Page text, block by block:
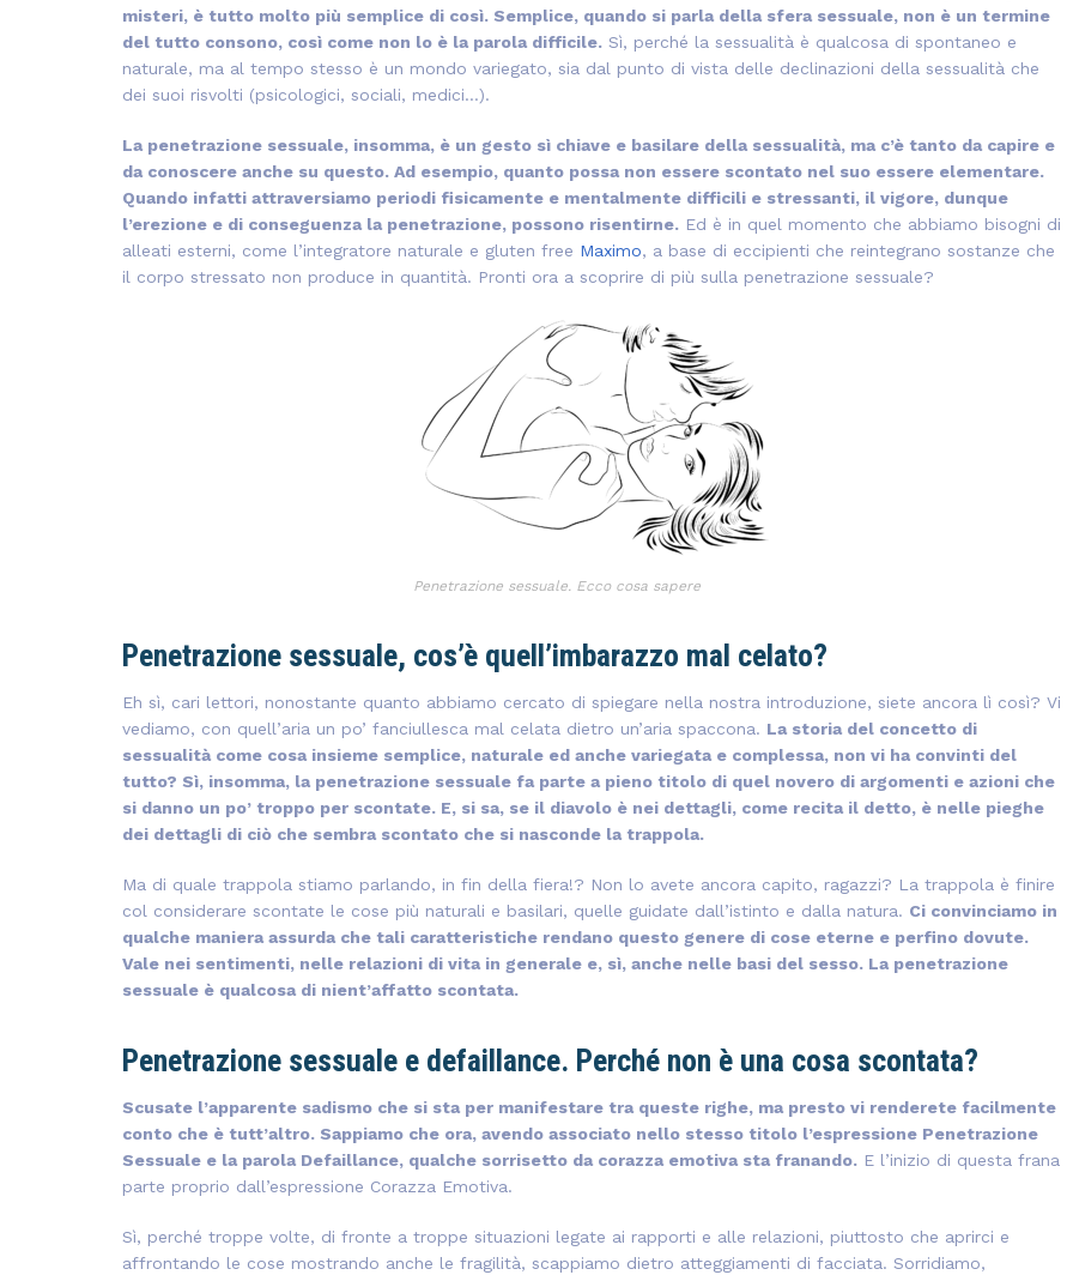
misteri, è tutto molto più semplice di così. Semplice, quando si parla della sfera sessuale, non è un termine
del tutto consono, così come non lo è la parola difficile. Sì, perché la sessualità è qualcosa di spontaneo e
naturale, ma al tempo stesso è un mondo variegato, sia dal punto di vista delle declinazioni della sessualità che
dei suoi risvolti (psicologici, sociali, medici…).
La penetrazione sessuale, insomma, è un gesto sì chiave e basilare della sessualità, ma c’è tanto da capire e
da conoscere anche su questo. Ad esempio, quanto possa non essere scontato nel suo essere elementare.
Quando infatti attraversiamo periodi fisicamente e mentalmente difficili e stressanti, il vigore, dunque
l’erezione e di conseguenza la penetrazione, possono risentirne. Ed è in quel momento che abbiamo bisogni di
alleati esterni, come l’integratore naturale e gluten free Maximo, a base di eccipienti che reintegrano sostanze che
il corpo stressato non produce in quantità. Pronti ora a scoprire di più sulla penetrazione sessuale?
Penetrazione sessuale. Ecco cosa sapere
Penetrazione sessuale, cos’è quell’imbarazzo mal celato?
Eh sì, cari lettori, nonostante quanto abbiamo cercato di spiegare nella nostra introduzione, siete ancora lì così? Vi
vediamo, con quell’aria un po’ fanciullesca mal celata dietro un’aria spaccona. La storia del concetto di
sessualità come cosa insieme semplice, naturale ed anche variegata e complessa, non vi ha convinti del
tutto? Sì, insomma, la penetrazione sessuale fa parte a pieno titolo di quel novero di argomenti e azioni che
si danno un po’ troppo per scontate. E, si sa, se il diavolo è nei dettagli, come recita il detto, è nelle pieghe
dei dettagli di ciò che sembra scontato che si nasconde la trappola.
Ma di quale trappola stiamo parlando, in fin della fiera!? Non lo avete ancora capito, ragazzi? La trappola è finire
col considerare scontate le cose più naturali e basilari, quelle guidate dall’istinto e dalla natura. Ci convinciamo in
qualche maniera assurda che tali caratteristiche rendano questo genere di cose eterne e perfino dovute.
Vale nei sentimenti, nelle relazioni di vita in generale e, sì, anche nelle basi del sesso. La penetrazione
sessuale è qualcosa di nient’affatto scontata.
Penetrazione sessuale e defaillance. Perché non è una cosa scontata?
Scusate l’apparente sadismo che si sta per manifestare tra queste righe, ma presto vi renderete facilmente
conto che è tutt’altro. Sappiamo che ora, avendo associato nello stesso titolo l’espressione Penetrazione
Sessuale e la parola Defaillance, qualche sorrisetto da corazza emotiva sta franando. E l’inizio di questa frana
parte proprio dall’espressione Corazza Emotiva.
Sì, perché troppe volte, di fronte a troppe situazioni legate ai rapporti e alle relazioni, piuttosto che aprirci e
affrontando le cose mostrando anche le fragilità, scappiamo dietro atteggiamenti di facciata. Sorridiamo,